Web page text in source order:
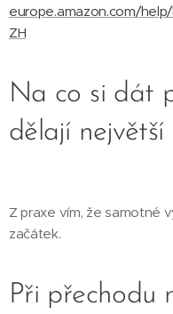
europe.amazon.com/
ZH
Na co si dát
dělají největší
Z praxe vím, že samotné
začátek.
Při přechodu